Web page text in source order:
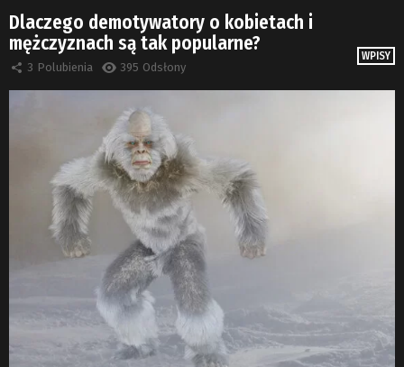
WPISY
Dlaczego demotywatory o kobietach i
mężczyznach są tak popularne?
3 Polubienia 395 Odsłony